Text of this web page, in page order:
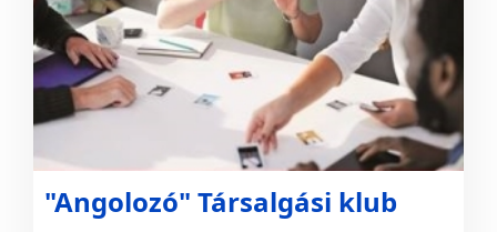
"Angolozó" Társalgási klub